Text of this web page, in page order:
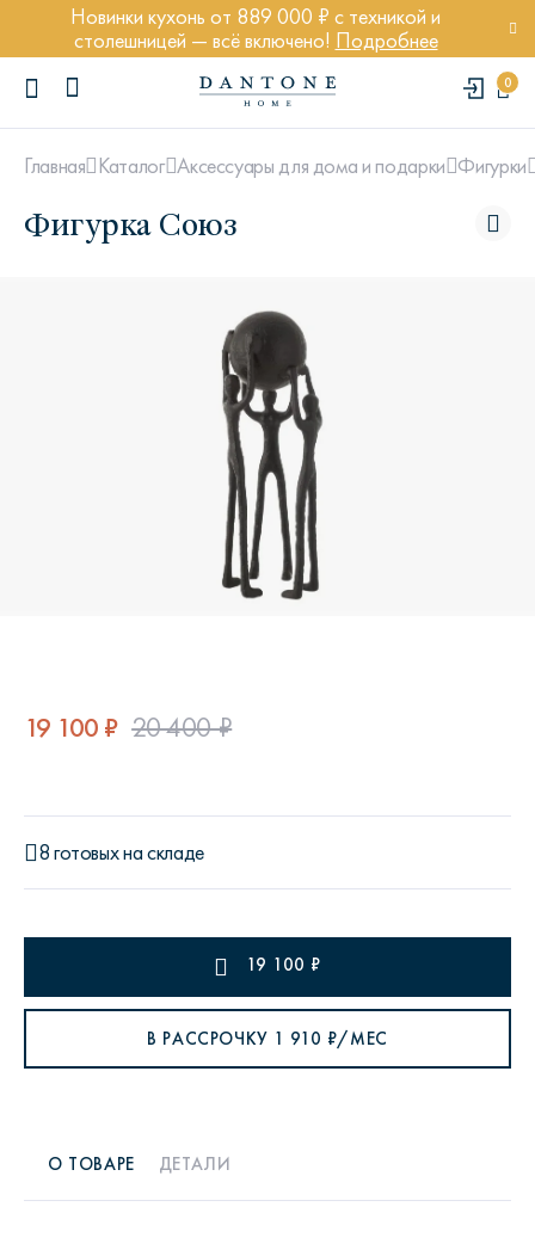
Новинки кухонь от 889 000 ₽ с техникой и
столешницей — всё включено! Подробнее
0
Главная Каталог Аксессуары для дома и подарки Фигурки
Фигурка Союз
19 100 ₽ 20 400 ₽
8 готовых на складе
19 100 ₽
В РАССРОЧКУ 1 910 ₽/МЕС
О ТОВАРЕ ДЕТАЛИ